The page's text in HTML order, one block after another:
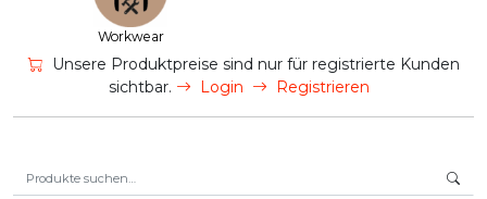
Workwear
Unsere Produktpreise sind nur für registrierte Kunden
sichtbar.
Login Registrieren